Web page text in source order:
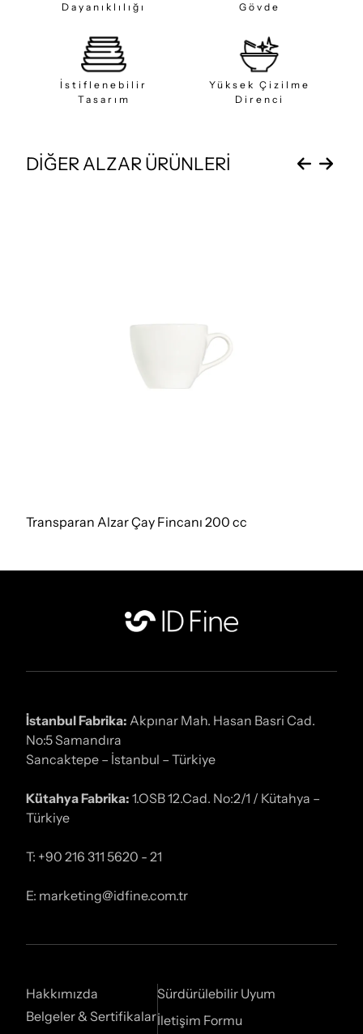
Dayanıklılığı
Gövde
İstiflenebilir
Tasarım
Yüksek Çizilme
Direnci
DİĞER ALZAR ÜRÜNLERİ
Transparan Alzar Çay Fincanı 200 cc
İstanbul Fabrika: Akpınar Mah. Hasan Basri Cad.
No:5 Samandıra
Sancaktepe – İstanbul – Türkiye
Kütahya Fabrika: 1.OSB 12.Cad. No:2/1 / Kütahya –
Türkiye
T: +90 216 311 5620 - 21
E: marketing@idfine.com.tr
Hakkımızda
Belgeler & Sertifikalar
Sürdürülebilir Uyum
İletişim Formu